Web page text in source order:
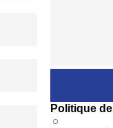
Politique